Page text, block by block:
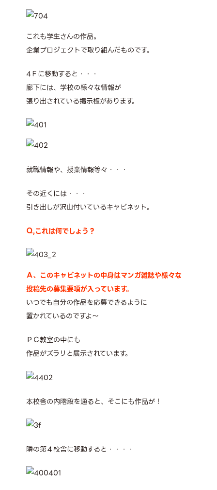
これも学生さんの作品。
企業プロジェクトで取り組んだものです。
4Ｆに移動すると・・・
廊下には、学校の様々な情報が
張り出されている掲示板があります。
就職情報や、授業情報等々・・・
その近くには・・・
引き出しが沢山付いているキャビネット。
Ｑ,これは何でしょう？
Ａ、このキャビネットの中身はマンガ雑誌や様々な
投稿先の募集要項が入っています。
いつでも自分の作品を応募できるように
置かれているのですよ～
ＰＣ教室の中にも
作品がズラリと展示されています。
本校舎の内階段を通ると、そこにも作品が！
隣の第４校舎に移動すると・・・・